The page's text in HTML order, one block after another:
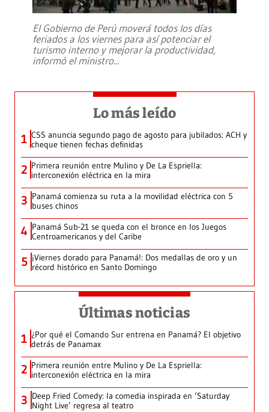
El Gobierno de Perú moverá todos los días
feriados a los viernes para así potenciar el
turismo interno y mejorar la productividad,
informó el ministro...
Lo más leído
1 CSS anuncia segundo pago de agosto para jubilados: ACH y
cheque tienen fechas definidas
2 Primera reunión entre Mulino y De La Espriella:
interconexión eléctrica en la mira
3 Panamá comienza su ruta a la movilidad eléctrica con 5
buses chinos
4 Panamá Sub-21 se queda con el bronce en los Juegos
Centroamericanos y del Caribe
5 ¡Viernes dorado para Panamá!: Dos medallas de oro y un
récord histórico en Santo Domingo
Últimas noticias
1 ¿Por qué el Comando Sur entrena en Panamá? El objetivo
detrás de Panamax
2 Primera reunión entre Mulino y De La Espriella:
interconexión eléctrica en la mira
3 Deep Fried Comedy: la comedia inspirada en ‘Saturday
Night Live’ regresa al teatro